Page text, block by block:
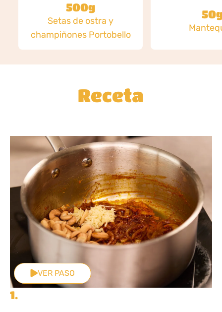
500g
Setas de ostra y
champiñones Portobello
Receta
VER PASO
1.